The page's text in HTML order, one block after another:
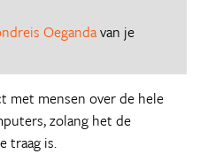
Oegandavan je
met mensen over de hele
zolang het de
traag is.